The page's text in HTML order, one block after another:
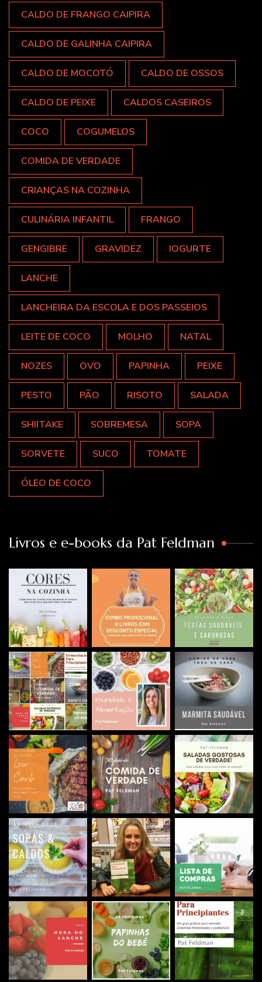
CALDO DE FRANGO CAIPIRA
CALDO DE GALINHA CAIPIRA
CALDO DE MOCOTÓ CALDO DE OSSOS
CALDO DE PEIXE CALDOS CASEIROS
COCO COGUMELOS
COMIDA DE VERDADE
CRIANÇAS NA COZINHA
CULINÁRIA INFANTIL FRANGO
GENGIBRE GRAVIDEZ IOGURTE
LANCHE
LANCHEIRA DA ESCOLA E DOS PASSEIOS
LEITE DE COCO MOLHO NATAL
NOZES OVO PAPINHA PEIXE
PESTO PÃO RISOTO SALADA
SHIITAKE SOBREMESA SOPA
SORVETE SUCO TOMATE
ÓLEO DE COCO
Livros e e-books da Pat Feldman